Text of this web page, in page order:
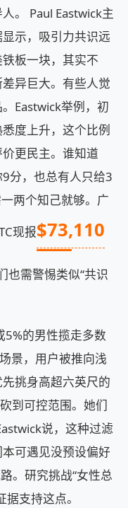
。 Paul Eastwick主
示，吸引力共识远
板一块，其实不
异巨大。有些人觉
Eastwick举例，初
度上升，这个比例
更民主。谁知道
分，也总有人只给3
两个知己就够。广
现报$73,110
也需警惕类似“共识
的男性揽走多数
景，用户被推向浅
挑身高超六英尺的
到可控范围。她们
说，这种过滤
可遇见没预设偏好
。研究挑战“女性总
支持这点。